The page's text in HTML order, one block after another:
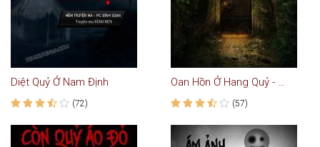
Diệt Quỷ Ở Nam Định
(72)
Oan Hồn Ở Hang Quỷ - Truyện Ma
(57)